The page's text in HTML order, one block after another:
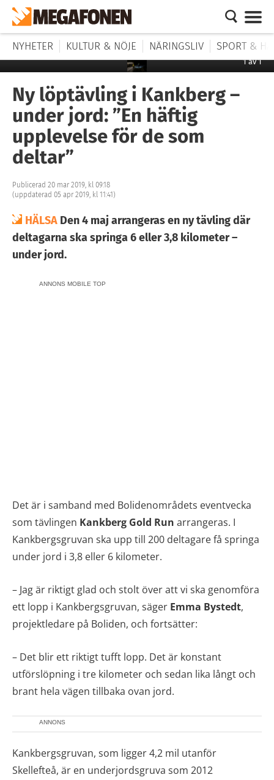
NYHETER KULTUR & NÖJE NÄRINGSLIV SPORT &
1av1
Ny löptävling i Kankberg –
under jord: ”En häftig
upplevelse för de som
deltar”
Publicerad 20 mar 2019, kl 09:18
(uppdaterad 05 apr 2019, kl 11:41)
HÄLSA Den 4 maj arrangeras en ny tävling där
deltagarna ska springa 6 eller 3,8 kilometer –
under jord.
ANNONS MOBILE TOP
Det är i samband med Bolidenområdets eventvecka
som tävlingen Kankberg Gold Run arrangeras. I
Kankbergsgruvan ska upp till 200 deltagare få springa
under jord i 3,8 eller 6 kilometer.
– Jag är riktigt glad och stolt över att vi ska genomföra
ett lopp i Kankbergsgruvan, säger Emma Bystedt,
projektledare på Boliden, och fortsätter:
– Det blir ett riktigt tufft lopp. Det är konstant
utförslöpning i tre kilometer och sedan lika långt och
brant hela vägen tillbaka ovan jord.
ANNONS
Kankbergsgruvan, som ligger 4,2 mil utanför
Skellefteå, är en underjordsgruva som 2012